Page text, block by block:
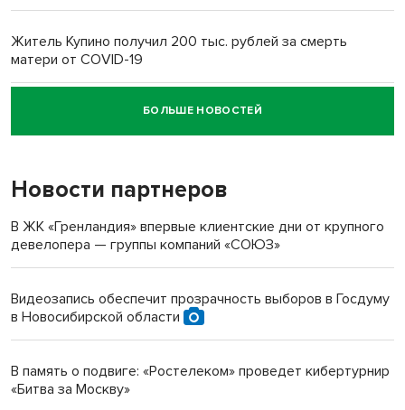
Житель Купино получил 200 тыс. рублей за смерть
матери от COVID-19
Новосибирский суд наказал водителя за смерть
пенсионерки на вокзале
БОЛЬШЕ НОВОСТЕЙ
Новости партнеров
В ЖК «Гренландия» впервые клиентские дни от крупного
девелопера — группы компаний «СОЮЗ»
Видеозапись обеспечит прозрачность выборов в Госдуму
в Новосибирской области
В память о подвиге: «Ростелеком» проведет кибертурнир
«Битва за Москву»